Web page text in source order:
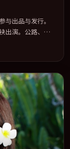
与出品与发行。
出演。公路、追
26 在内地院线
，适合喜欢强情